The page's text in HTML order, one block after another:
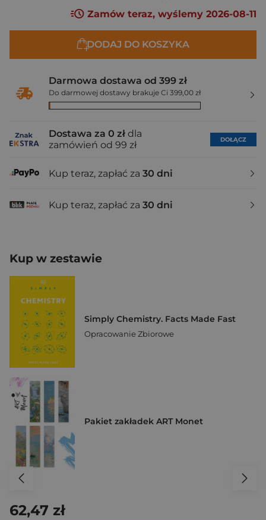
Zamów teraz, wyślemy 2026-08-11
DODAJ DO KOSZYKA
Darmowa dostawa od 399 zł
Do darmowej dostawy brakuje Ci 399,00 zł
Dostawa za 0 zł dla
zamówień od 99 zł
DOŁĄCZ
Kup teraz, zapłać za 30 dni
Kup teraz, zapłać za 30 dni
Kup w zestawie
Simply Chemistry. Facts Made Fast
Opracowanie Zbiorowe
Pakiet zakładek ART Monet
62,47 zł